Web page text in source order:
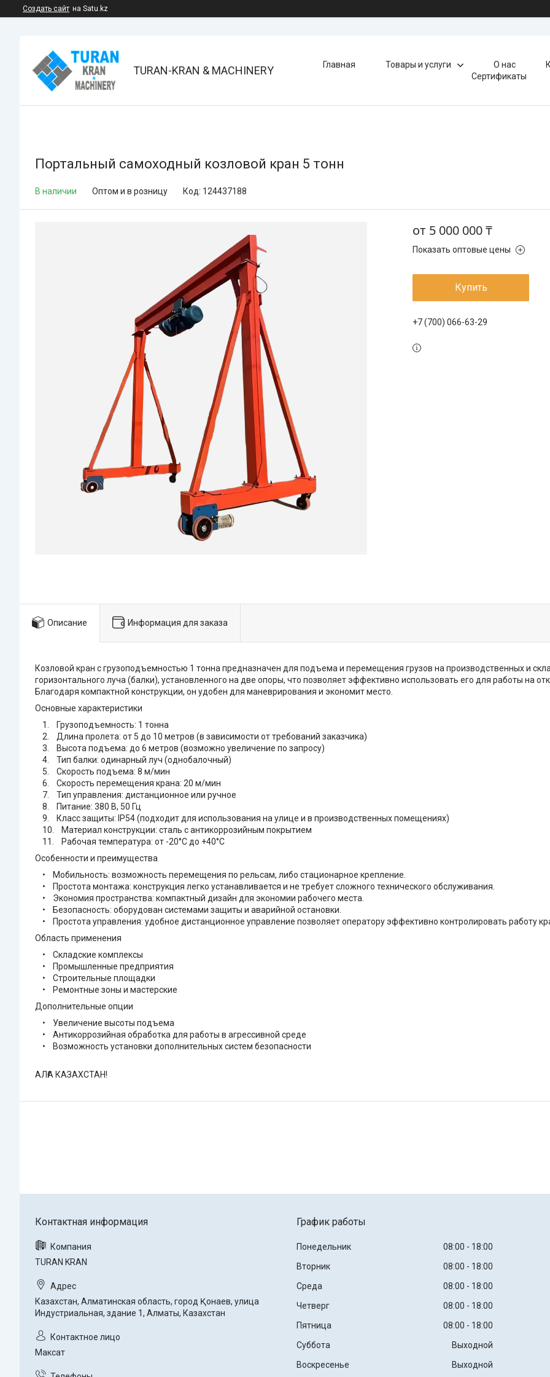
Создать сайт на Satu.kz
TURAN-KRAN & MACHINERY Главная Товары и услуги О нас
Сертификаты
Портальный самоходный козловой кран 5 тонн
В наличии Оптом и в розницу Код: 124437188
от 5 000 000 ₸
Показать оптовые цены
Купить
+7 (700) 066-63-29
Описание Информация для заказа
Козловой кран с грузоподъемностью 1 тонна предназначен для подъема и перемещения грузов на производственных и
горизонтального луча (балки), установленного на две опоры, что позволяет эффективно использовать его для работы на
Благодаря компактной конструкции, он удобен для маневрирования и экономит место.
Основные характеристики
1. Грузоподъемность: 1 тонна
2. Длина пролета: от 5 до 10 метров (в зависимости от требований заказчика)
3. Высота подъема: до 6 метров (возможно увеличение по запросу)
4. Тип балки: одинарный луч (однобалочный)
5. Скорость подъема: 8 м/мин
6. Скорость перемещения крана: 20 м/мин
7. Тип управления: дистанционное или ручное
8. Питание: 380 В, 50 Гц
9. Класс защиты: IP54 (подходит для использования на улице и в производственных помещениях)
10. Материал конструкции: сталь с антикоррозийным покрытием
11. Рабочая температура: от -20°C до +40°C
Особенности и преимущества
• Мобильность: возможность перемещения по рельсам, либо стационарное крепление.
• Простота монтажа: конструкция легко устанавливается и не требует сложного технического обслуживания.
• Экономия пространства: компактный дизайн для экономии рабочего места.
• Безопасность: оборудован системами защиты и аварийной остановки.
• Простота управления: удобное дистанционное управление позволяет оператору эффективно контролировать работу
Область применения
• Складские комплексы
• Промышленные предприятия
• Строительные площадки
• Ремонтные зоны и мастерские
Дополнительные опции
• Увеличение высоты подъема
• Антикоррозийная обработка для работы в агрессивной среде
• Возможность установки дополнительных систем безопасности
АЛҒА КАЗАХСТАН!
TURAN KRAN
Казахстан, Алматинская область, город Қонаев, улица
Индустриальная, здание 1, Алматы, Казахстан
Максат
График работы
Понедельник 08:00
18:00
Вторник
08:00
18:00
Среда
08:00
18:00
Четверг
08:00
18:00
Пятница
08:00
18:00
Суббота
Выходной
Воскресенье
Выходной